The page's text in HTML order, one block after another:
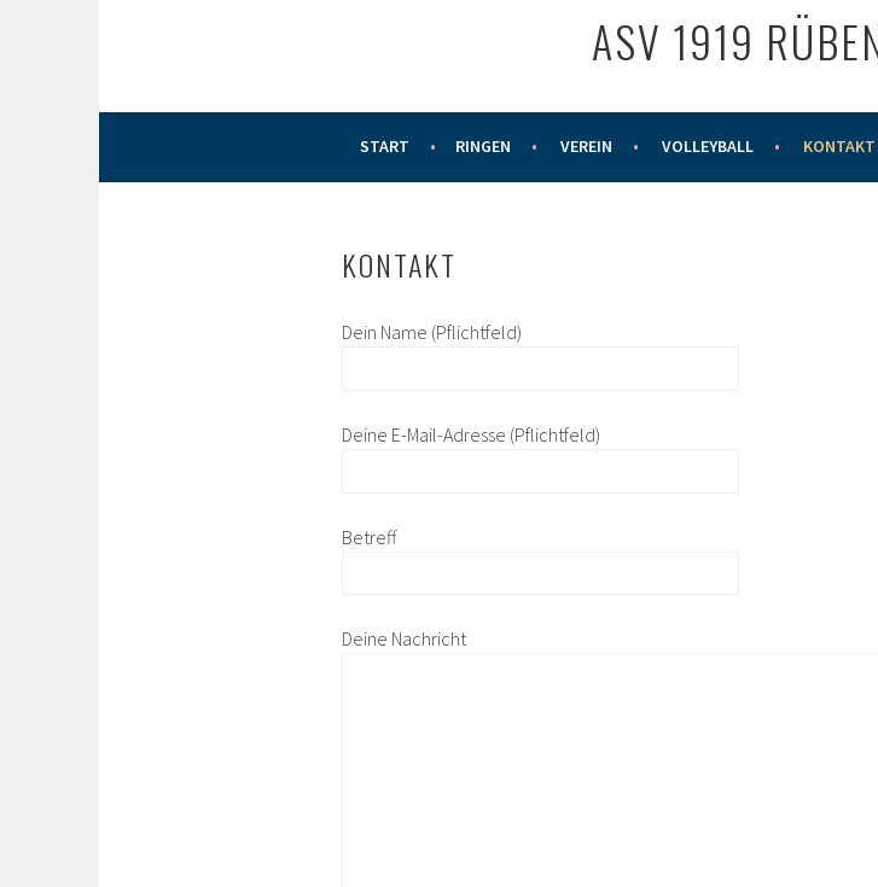
ASV 1919
START RINGEN VEREIN VOLLEYBALL KONTAKT
KONTAKT
Dein Name (Pflichtfeld)
Deine E-Mail-Adresse (Pflichtfeld)
Betreff
Deine Nachricht